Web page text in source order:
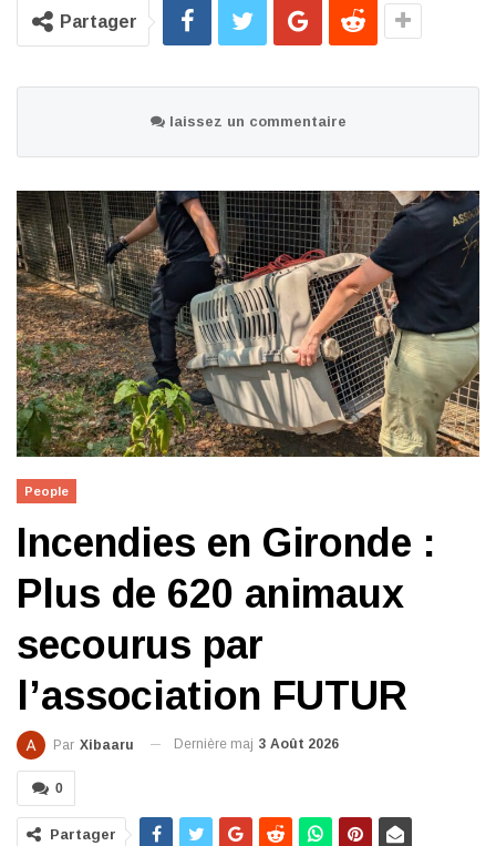
Partager
laissez un commentaire
People
Incendies en Gironde :
Plus de 620 animaux
secourus par
l’association FUTUR
Par Xibaaru Dernière maj 3 Août 2026
0
Partager